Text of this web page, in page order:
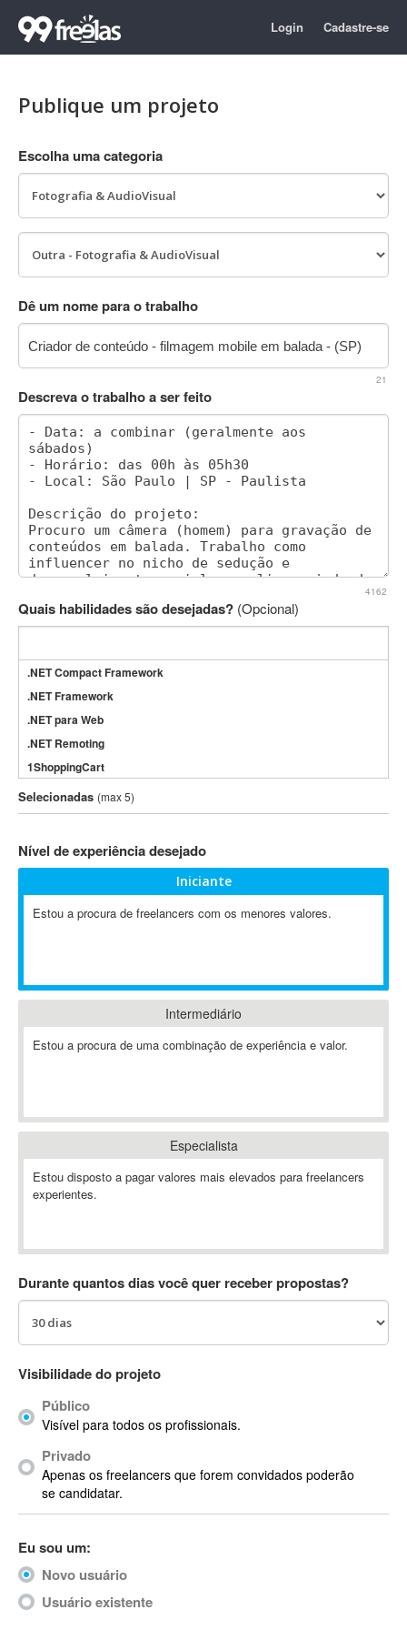
Login Cadastre-se
Publique um projeto
Escolha uma categoria
Dê um nome para o trabalho
21
Descreva o trabalho a ser feito
4162
Quais habilidades são desejadas? (Opcional)
.NET Compact Framework
.NET Framework
.NET para Web
.NET Remoting
1ShoppingCart
3DS Max
3GSM
802.11
A-GPS
ABAP
Abaqus
ABBYY FineReader
Ableton
Ableton Push
Abstract
AC3
ACID Pro
ACPI
Acrobat
Acrobat X
Acronis
ACT
Actimize
ActionScript
ActionScript 3
Selecionadas (max 5)
Nível de experiência desejado
Iniciante
Estou a procura de freelancers com os menores valores.
Intermediário
Estou a procura de uma combinação de experiência e valor.
Especialista
Estou disposto a pagar valores mais elevados para freelancers
experientes.
Durante quantos dias você quer receber propostas?
Visibilidade do projeto
Público
Visível para todos os profissionais.
Privado
Apenas os freelancers que forem convidados poderão
se candidatar.
Eu sou um:
Novo usuário
Usuário existente